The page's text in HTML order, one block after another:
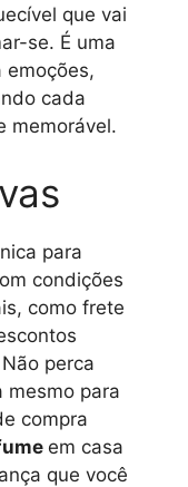
que vai
se. É uma
emoções,
cada
memorável.
para
condições
como frete
perca
mesmo para
compra
em casa
que você